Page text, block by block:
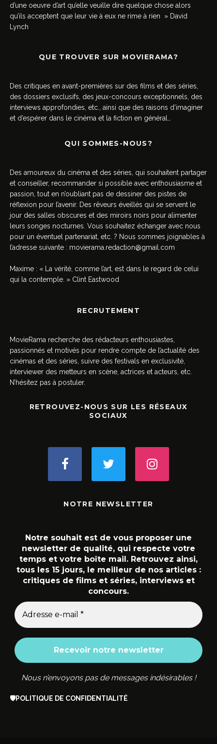
d’une oeuvre d’art qu’elle veuille dire quelque chose alors
qu’ils acceptent que leur vie à eux ne rime à rien » David
Lynch
QUE TROUVER SUR MOVIERAMA?
Des critiques en avant-premières sur des films et des séries,
des dossiers exclusifs, des jeux-concours exceptionnels, des
interviews approfondies, etc., ainsi que des raisons d’imaginer
et d’espérer dans le cinéma et la fiction en général…
QUI SOMMES-NOUS?
Des amoureux du cinéma et des séries, qui souhaitent partager
et conseiller, recommander si possible avec enthousiasme et
passion, tout en n’oubliant pas de dessiner des pistes de
réflexion pour l’avenir. Des rêveurs éveillés qui se servent le
jour des salles obscures et des miroirs noirs pour alimenter
leurs songes nocturnes. Vous souhaitez échanger avec nous
pour un éventuel partenariat, etc. ? Nous sommes joignables à
l’adresse suivante : movierama.redaction@gmail.com
Maxime : « La vérité, comme l’art, est dans le regard de celui
qui la contemple. » Clint Eastwood
RECRUTEMENT
MovieRama recherche des rédacteurs enthousiastes,
passionnés et motivés pour rendre compte de l’actualité des
cinémas et des séries, suivre des festivals en exclusivité,
interviewer des metteurs en scène, actrices et acteurs, etc.
N’hésitez pas à postuler.
RETROUVEZ-NOUS SUR LES RÉSEAUX
SOCIAUX
NOTRE NEWSLETTER
Notre souhait est de vous proposer une
newsletter de qualité, qui respecte votre
temps et votre boîte mail. Retrouvez ainsi,
tous les 15 jours, le meilleur de nos articles :
critiques de films et séries, interviews et
concours.
Nous n’envoyons pas de messages indésirables !
🛡️POLITIQUE DE CONFIDENTIALITÉ